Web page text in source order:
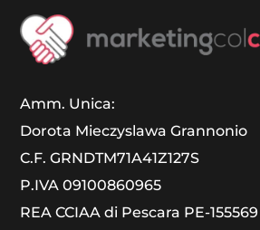
Amm. Unica:
Dorota Mieczyslawa Grannonio
C.F. GRNDTM71A41Z127S
P.IVA 09100860965
REA CCIAA di Pescara PE-155569